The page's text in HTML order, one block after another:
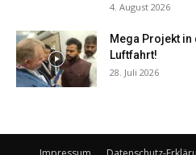
4. August 2026
Mega Projekt
Luftfahrt!
28. Juli 2026